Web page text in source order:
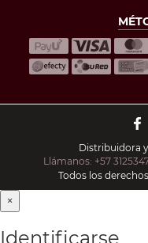
Distribuidora
Llámanos: +57
Todos los
×
Identificarse